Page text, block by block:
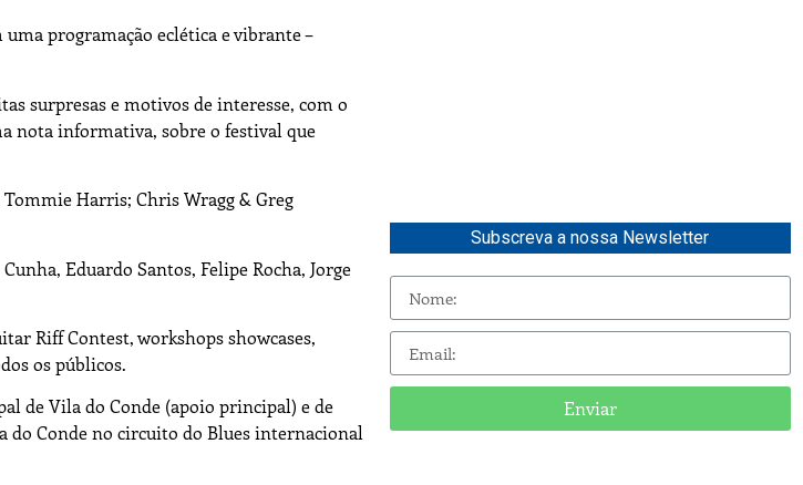
uma programação eclética e vibrante –
surpresas e motivos de interesse, com o
nota informativa, sobre o festival que
Harris; Chris Wragg & Greg
Eduardo Santos, Felipe Rocha, Jorge
Riff Contest, workshops showcases,
os públicos.
de Vila do Conde (apoio principal) e de
do Conde no circuito do Blues internacional
Subscreva a nossa Newsletter
Enviar